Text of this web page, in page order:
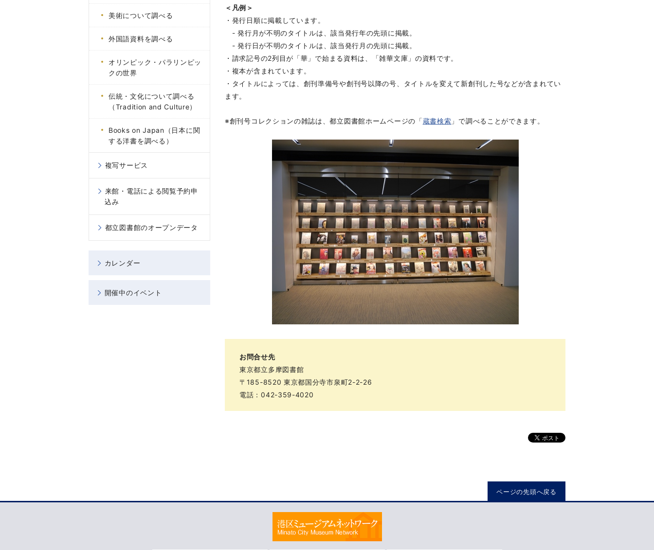
＜凡例＞
・発行日順に掲載しています。
-発行月が不明のタイトルは、該当発行年の先頭に掲載。
-発行日が不明のタイトルは、該当発行月の先頭に掲載。
・請求記号の2列目が「華」で始まる資料は、「雑華文庫」の資料です。
・複本が含まれています。
・タイトルによっては、創刊準備号や創刊号以降の号、タイトルを変えて新創刊した号などが含まれてい
ます。
※創刊号コレクションの雑誌は、都立図書館ホームページの「蔵書検索 」で調べることができます。
お問合せ先
東京都立多摩図書館
〒185-8520 東京都国分寺市泉町2-2-26
電話：042-359-4020
美術について調べる
外国語資料を調べる
オリンピック・パラリンピッ
クの世界
伝統・文化について調べる
（Tradition and Culture）
Books on Japan（日本に関
する洋書を調べる）
複写サービス
来館・電話による閲覧予約申
込み
都立図書館のオープンデータ
カレンダー
開催中のイベント
ページの先頭へ戻る